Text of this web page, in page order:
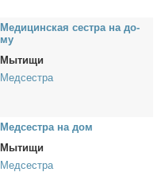
Ме­ди­цин­ская сест­ра на до­
му
Мытищи
Медсестра
Мед­сест­ра на дом
Мытищи
Медсестра